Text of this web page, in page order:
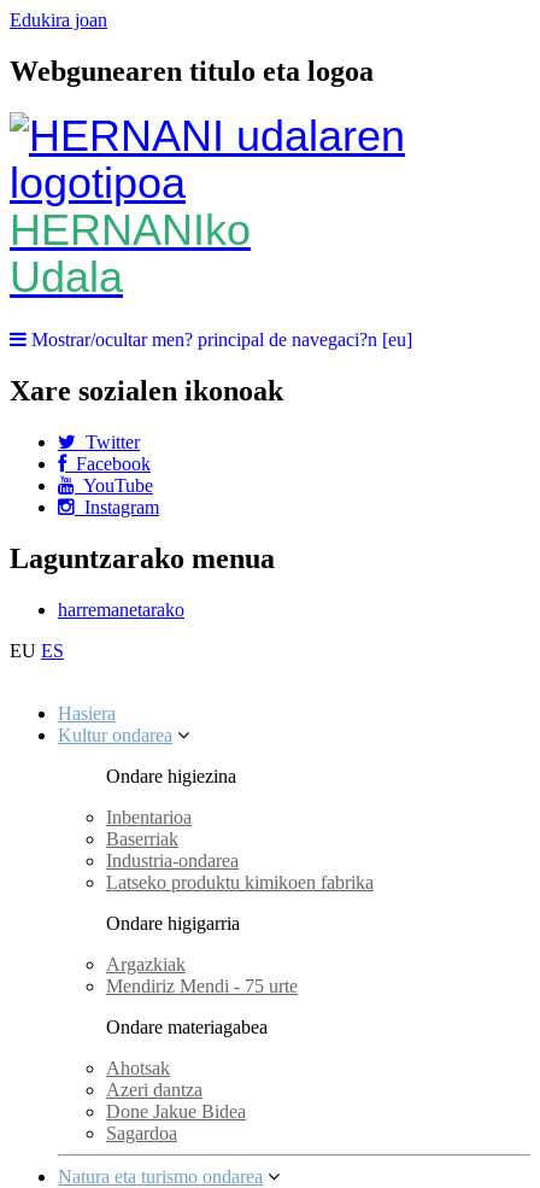
Edukira joan
Webgunearen titulo eta logoa
HERNANIko
Udala
Mostrar/ocultar men? principal de navegaci?n [eu]
Xare sozialen ikonoak
Twitter
Facebook
YouTube
Instagram
Laguntzarako menua
harremanetarako
EU ES
Hasiera
Kultur ondarea
Ondare higiezina
Inbentarioa
Baserriak
Industria-ondarea
Latseko produktu kimikoen fabrika
Ondare higigarria
Argazkiak
Mendiriz Mendi - 75 urte
Ondare materiagabea
Ahotsak
Azeri dantza
Done Jakue Bidea
Sagardoa
Natura eta turismo ondarea